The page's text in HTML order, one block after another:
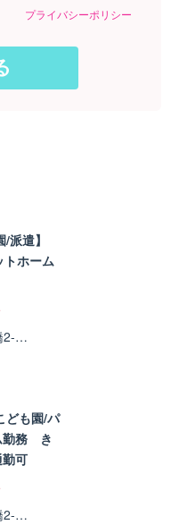
プライバシーポリシー
派遣】
ホーム
2-…
ども園/パ
勤務 き
可
2-…